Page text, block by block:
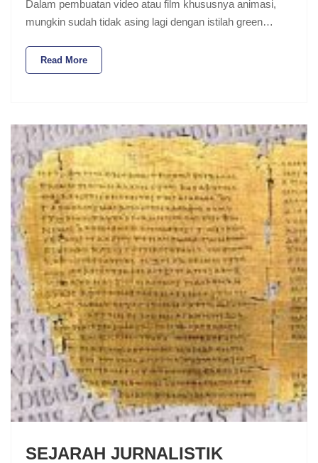
Dalam pembuatan video atau film khususnya animasi,
mungkin sudah tidak asing lagi dengan istilah green…
Read More
SEJARAH JURNALISTIK